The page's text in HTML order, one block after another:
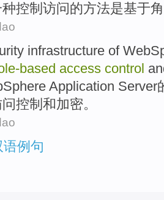
控制 访问的方法是基于
infrastructure of
based access control
Application Server
控制 和加密。
例句